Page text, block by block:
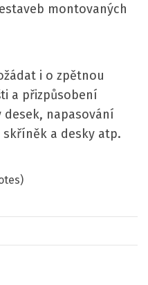
montovaných
i o zpětnou
a přizpůsobení
napasování
a desky atp.